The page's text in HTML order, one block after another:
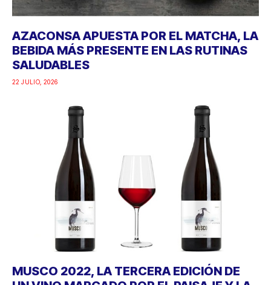
AZACONSA APUESTA POR EL MATCHA, LA
BEBIDA MÁS PRESENTE EN LAS RUTINAS
SALUDABLES
22 JULIO, 2026
MUSCO 2022, LA TERCERA EDICIÓN DE